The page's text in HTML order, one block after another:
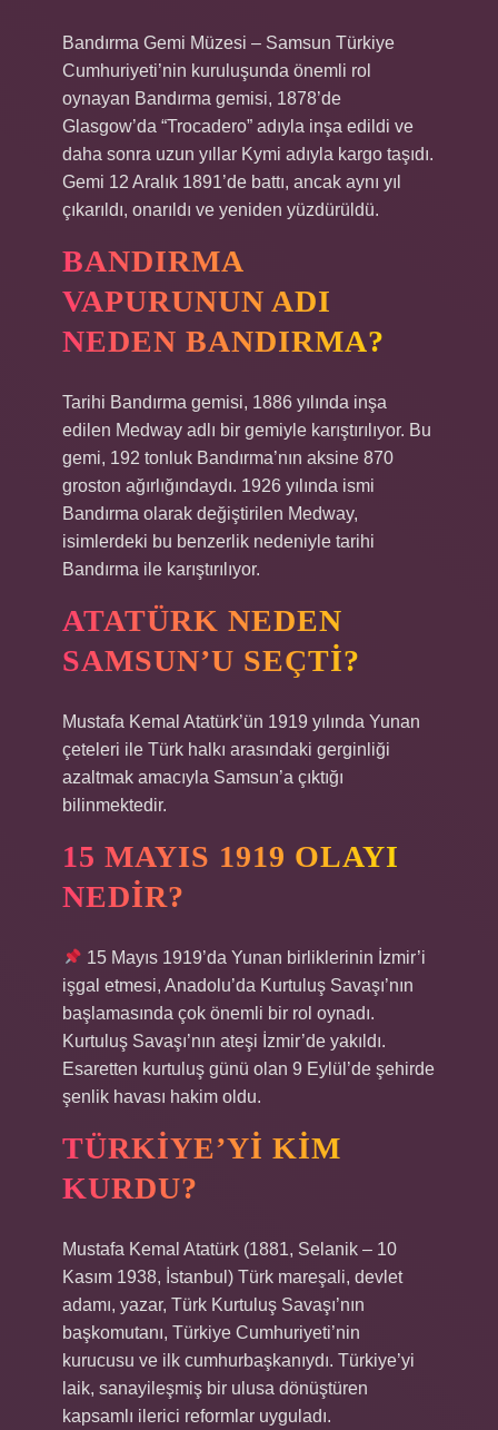
Bandırma Gemi Müzesi – Samsun Türkiye
Cumhuriyeti’nin kuruluşunda önemli rol
oynayan Bandırma gemisi, 1878’de
Glasgow’da “Trocadero” adıyla inşa edildi ve
daha sonra uzun yıllar Kymi adıyla kargo taşıdı.
Gemi 12 Aralık 1891’de battı, ancak aynı yıl
çıkarıldı, onarıldı ve yeniden yüzdürüldü.
BANDIRMA
VAPURUNUN ADI
NEDEN BANDIRMA?
Tarihi Bandırma gemisi, 1886 yılında inşa
edilen Medway adlı bir gemiyle karıştırılıyor. Bu
gemi, 192 tonluk Bandırma’nın aksine 870
groston ağırlığındaydı. 1926 yılında ismi
Bandırma olarak değiştirilen Medway,
isimlerdeki bu benzerlik nedeniyle tarihi
Bandırma ile karıştırılıyor.
ATATÜRK NEDEN
SAMSUN’U SEÇTI?
Mustafa Kemal Atatürk’ün 1919 yılında Yunan
çeteleri ile Türk halkı arasındaki gerginliği
azaltmak amacıyla Samsun’a çıktığı
bilinmektedir.
15 MAYIS 1919 OLAYI
NEDIR?
15 Mayıs 1919’da Yunan birliklerinin İzmir’i
işgal etmesi, Anadolu’da Kurtuluş Savaşı’nın
başlamasında çok önemli bir rol oynadı.
Kurtuluş Savaşı’nın ateşi İzmir’de yakıldı.
Esaretten kurtuluş günü olan 9 Eylül’de şehirde
şenlik havası hakim oldu.
TÜRKIYE’YI KIM
KURDU?
Mustafa Kemal Atatürk (1881, Selanik – 10
Kasım 1938, İstanbul) Türk mareşali, devlet
adamı, yazar, Türk Kurtuluş Savaşı’nın
başkomutanı, Türkiye Cumhuriyeti’nin
kurucusu ve ilk cumhurbaşkanıydı. Türkiye’yi
laik, sanayileşmiş bir ulusa dönüştüren
kapsamlı ilerici reformlar uyguladı.